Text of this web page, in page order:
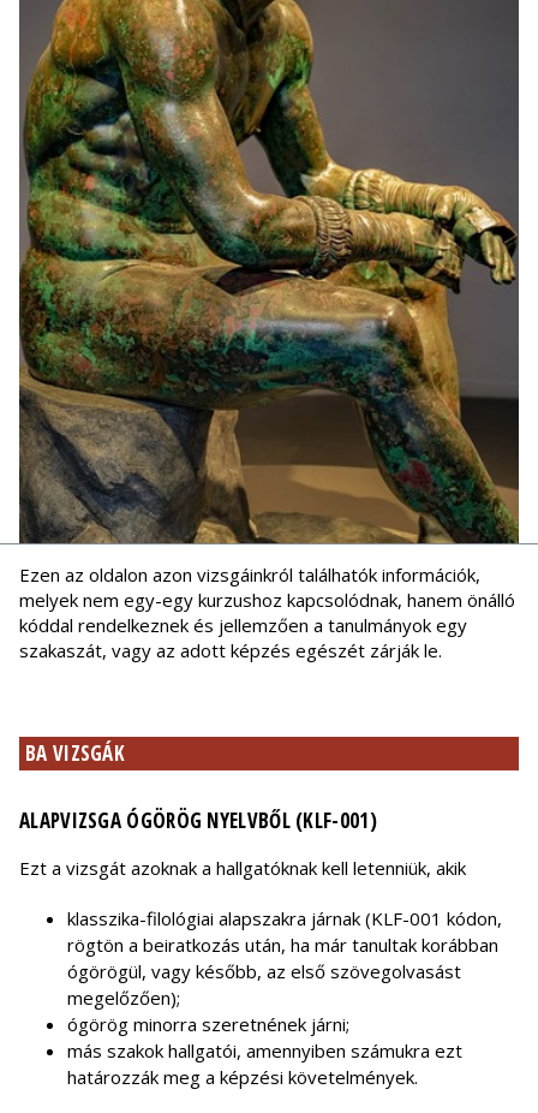
Ezen az oldalon azon vizsgáinkról találhatók információk,
melyek nem egy-egy kurzushoz kapcsolódnak, hanem önálló
kóddal rendelkeznek és jellemzően a tanulmányok egy
szakaszát, vagy az adott képzés egészét zárják le.
BA VIZSGÁK
ALAPVIZSGA ÓGÖRÖG NYELVBŐL (KLF-001)
Ezt a vizsgát azoknak a hallgatóknak kell letenniük, akik
klasszika-filológiai alapszakra járnak (KLF-001 kódon,
rögtön a beiratkozás után, ha már tanultak korábban
ógörögül, vagy később, az első szövegolvasást
megelőzően);
ógörög minorra szeretnének járni;
más szakok hallgatói, amennyiben számukra ezt
határozzák meg a képzési követelmények.